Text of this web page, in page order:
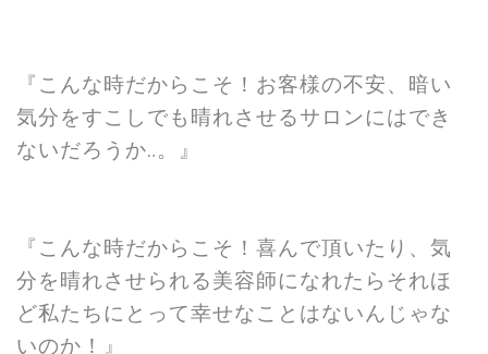
『こんな時だからこそ！お客様の不安、暗い
気分をすこしでも晴れさせるサロンにはでき
ないだろうか‥。』
『こんな時だからこそ！喜んで頂いたり、気
分を晴れさせられる美容師になれたらそれほ
ど私たちにとって幸せなことはないんじゃな
いのか！』